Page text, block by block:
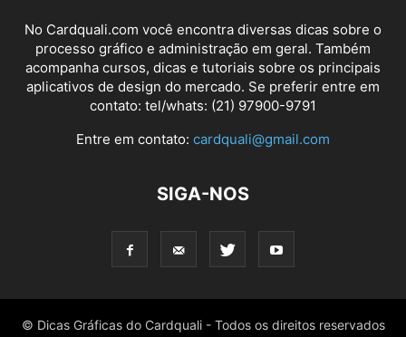
No Cardquali.com você encontra diversas dicas sobre o
processo gráfico e administração em geral. Também
acompanha cursos, dicas e tutoriais sobre os principais
aplicativos de design do mercado. Se preferir entre em
contato: tel/whats: (21) 97900-9791
Entre em contato: cardquali@gmail.com
SIGA-NOS
© Dicas Gráficas do Cardquali - Todos os direitos reservados